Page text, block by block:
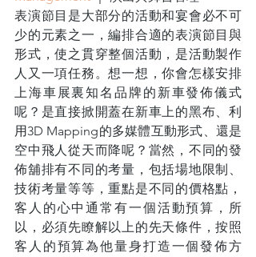
表演節目是大部分的活動和宴會必不可
少的元素之一，編排合適的表演節目與
形式，使之貫穿整個活動，是活動製作
人又一項任務。想一想，你會怎樣安排
上海車展裏知名品牌的新車發佈儀式
呢？是直接掀開蓋在新車上的黑布、利
用3D Mapping的多媒體互動形式、還是
空中飛人從天而降呢？當然，不同的發
佈舖排有不同的考量，包括場地限制、
技術考量等等，重點是不同的價格點，
客人的心中通常有一個活動預算，所
以，必須先瞭解以上的先天條件，按照
客人的預算為他量身打造一個發佈方